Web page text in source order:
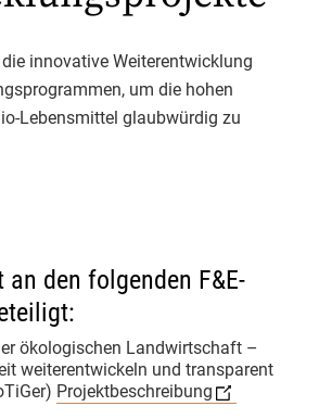
#biozertifiziert!
Import und
- 12.00 & 13.00 - 17.00 Uhr
innovative Weiterentwicklung
um die hohen
Lebensmittel glaubwürdig zu
an den folgenden F&E-
ökologischen Landwirtschaft –
weiterentwickeln und transparent
Projektbeschreibung